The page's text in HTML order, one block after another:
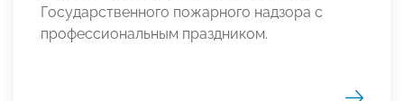
Государственного пожарного надзора с
профессиональным праздником.